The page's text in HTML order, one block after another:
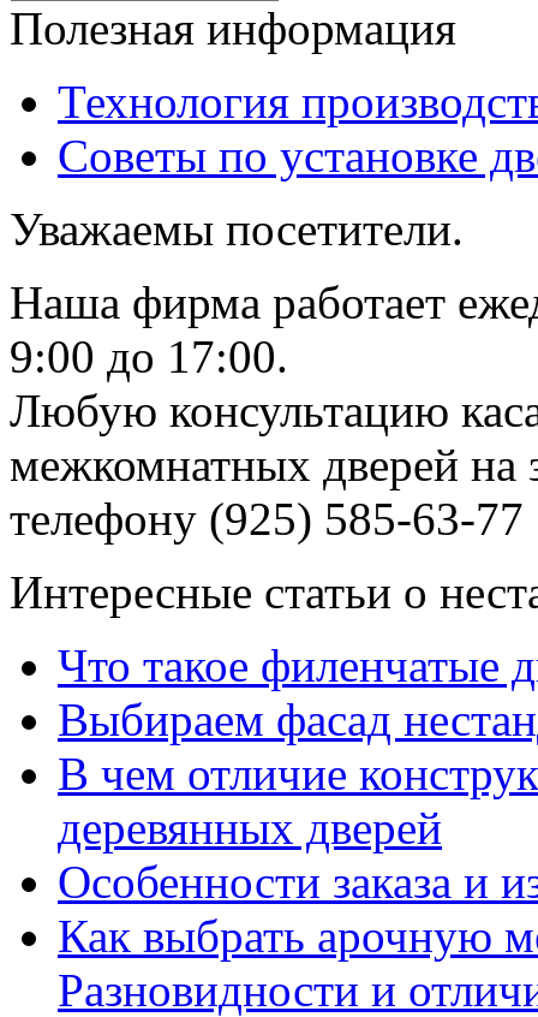
Полезная информация
Технология
Советы по установке
Уважаемы посетители.
Наша фирма работает
9:00 до 17:00.
Любую консультацию
межкомнатных дверей на
телефону (925) 585-63-77
Интересные статьи о
Что такое филенчатые
Выбираем фасад
В чем отличие
деревянных дверей
Особенности заказа и
Как выбрать арочную
Разновидности и